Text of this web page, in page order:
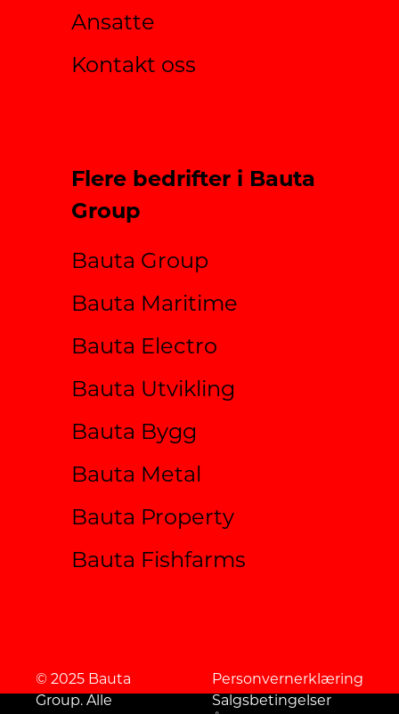
Ansatte
Kontakt oss
Flere bedrifter i Bauta
Group
Bauta Group
Bauta Maritime
Bauta Electro
Bauta Utvikling
Bauta Bygg
Bauta Metal
Bauta Property
Bauta Fishfarms
© 2025 Bauta
Group. Alle
Personvernerklæring
Salgsbetingelser